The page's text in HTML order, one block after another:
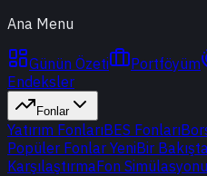
Ana Menu
Günün Özeti Portföyüm
Endeksler
Fonlar
Yatırım FonlarıBES Fonları
Popüler Fonlar YeniBir
KarşılaştırmaFon Simülasyonu